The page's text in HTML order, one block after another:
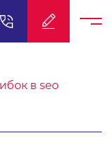
в seo